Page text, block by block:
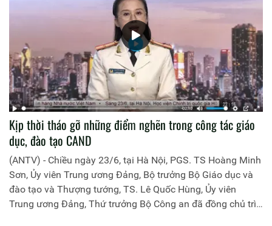
Kịp thời tháo gỡ những điểm nghẽn trong công tác giáo
dục, đào tạo CAND
(ANTV) - Chiều ngày 23/6, tại Hà Nội, PGS. TS Hoàng Minh
Sơn, Ủy viên Trung ương Đảng, Bộ trưởng Bộ Giáo dục và
đào tạo và Thượng tướng, TS. Lê Quốc Hùng, Ủy viên
Trung ương Đảng, Thứ trưởng Bộ Công an đã đồng chủ trì